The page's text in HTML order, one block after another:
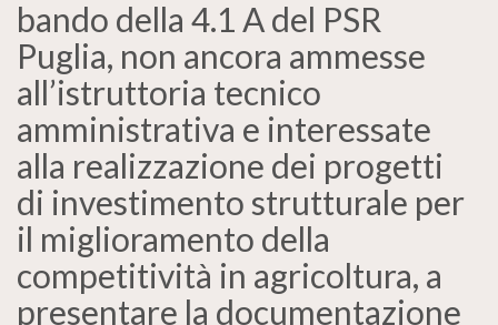
bando della 4.1 A del PSR
Puglia, non ancora ammesse
all’istruttoria tecnico
amministrativa e interessate
alla realizzazione dei progetti
di investimento strutturale per
il miglioramento della
competitività in agricoltura, a
presentare la documentazione